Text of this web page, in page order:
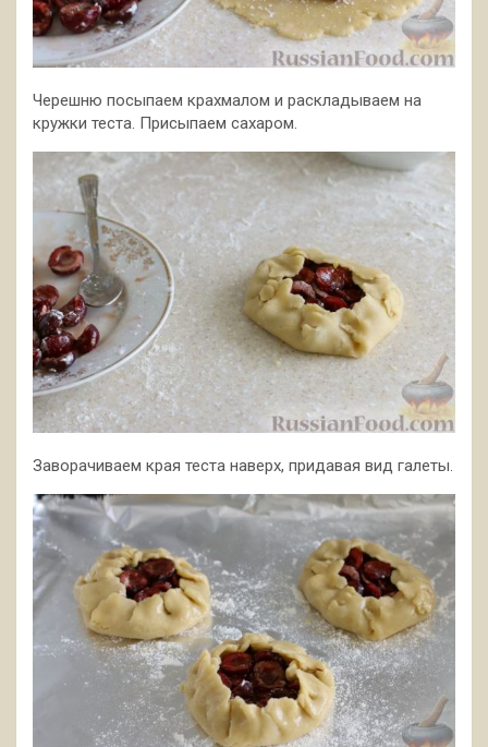
Черешню посыпаем крахмалом и раскладываем на
кружки теста. Присыпаем сахаром.
Заворачиваем края теста наверх, придавая вид галеты.